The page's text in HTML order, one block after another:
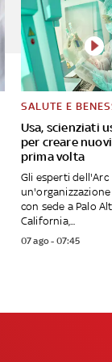
Usa, scienziati
per creare
prima volta
SALUTE E
Gli esperti
con sede a Palo
California,...
07 ago - 07:45